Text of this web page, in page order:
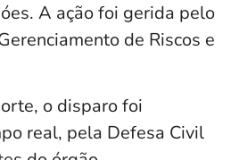
A ação foi gerida pelo
de Riscos e
o disparo foi
real, pela Defesa Civil